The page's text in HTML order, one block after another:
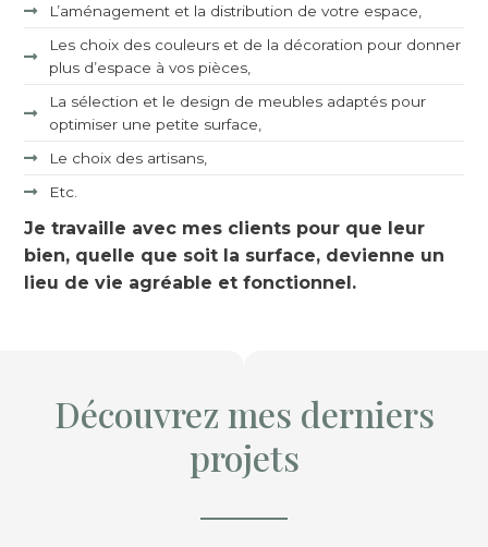
L’aménagement et la distribution de votre espace,
Les choix des couleurs et de la décoration pour donner
plus d’espace à vos pièces,
La sélection et le design de meubles adaptés pour
optimiser une petite surface,
Le choix des artisans,
Etc.
Je travaille avec mes clients pour que leur
bien, quelle que soit la surface, devienne un
lieu de vie agréable et fonctionnel.
Découvrez mes derniers
projets